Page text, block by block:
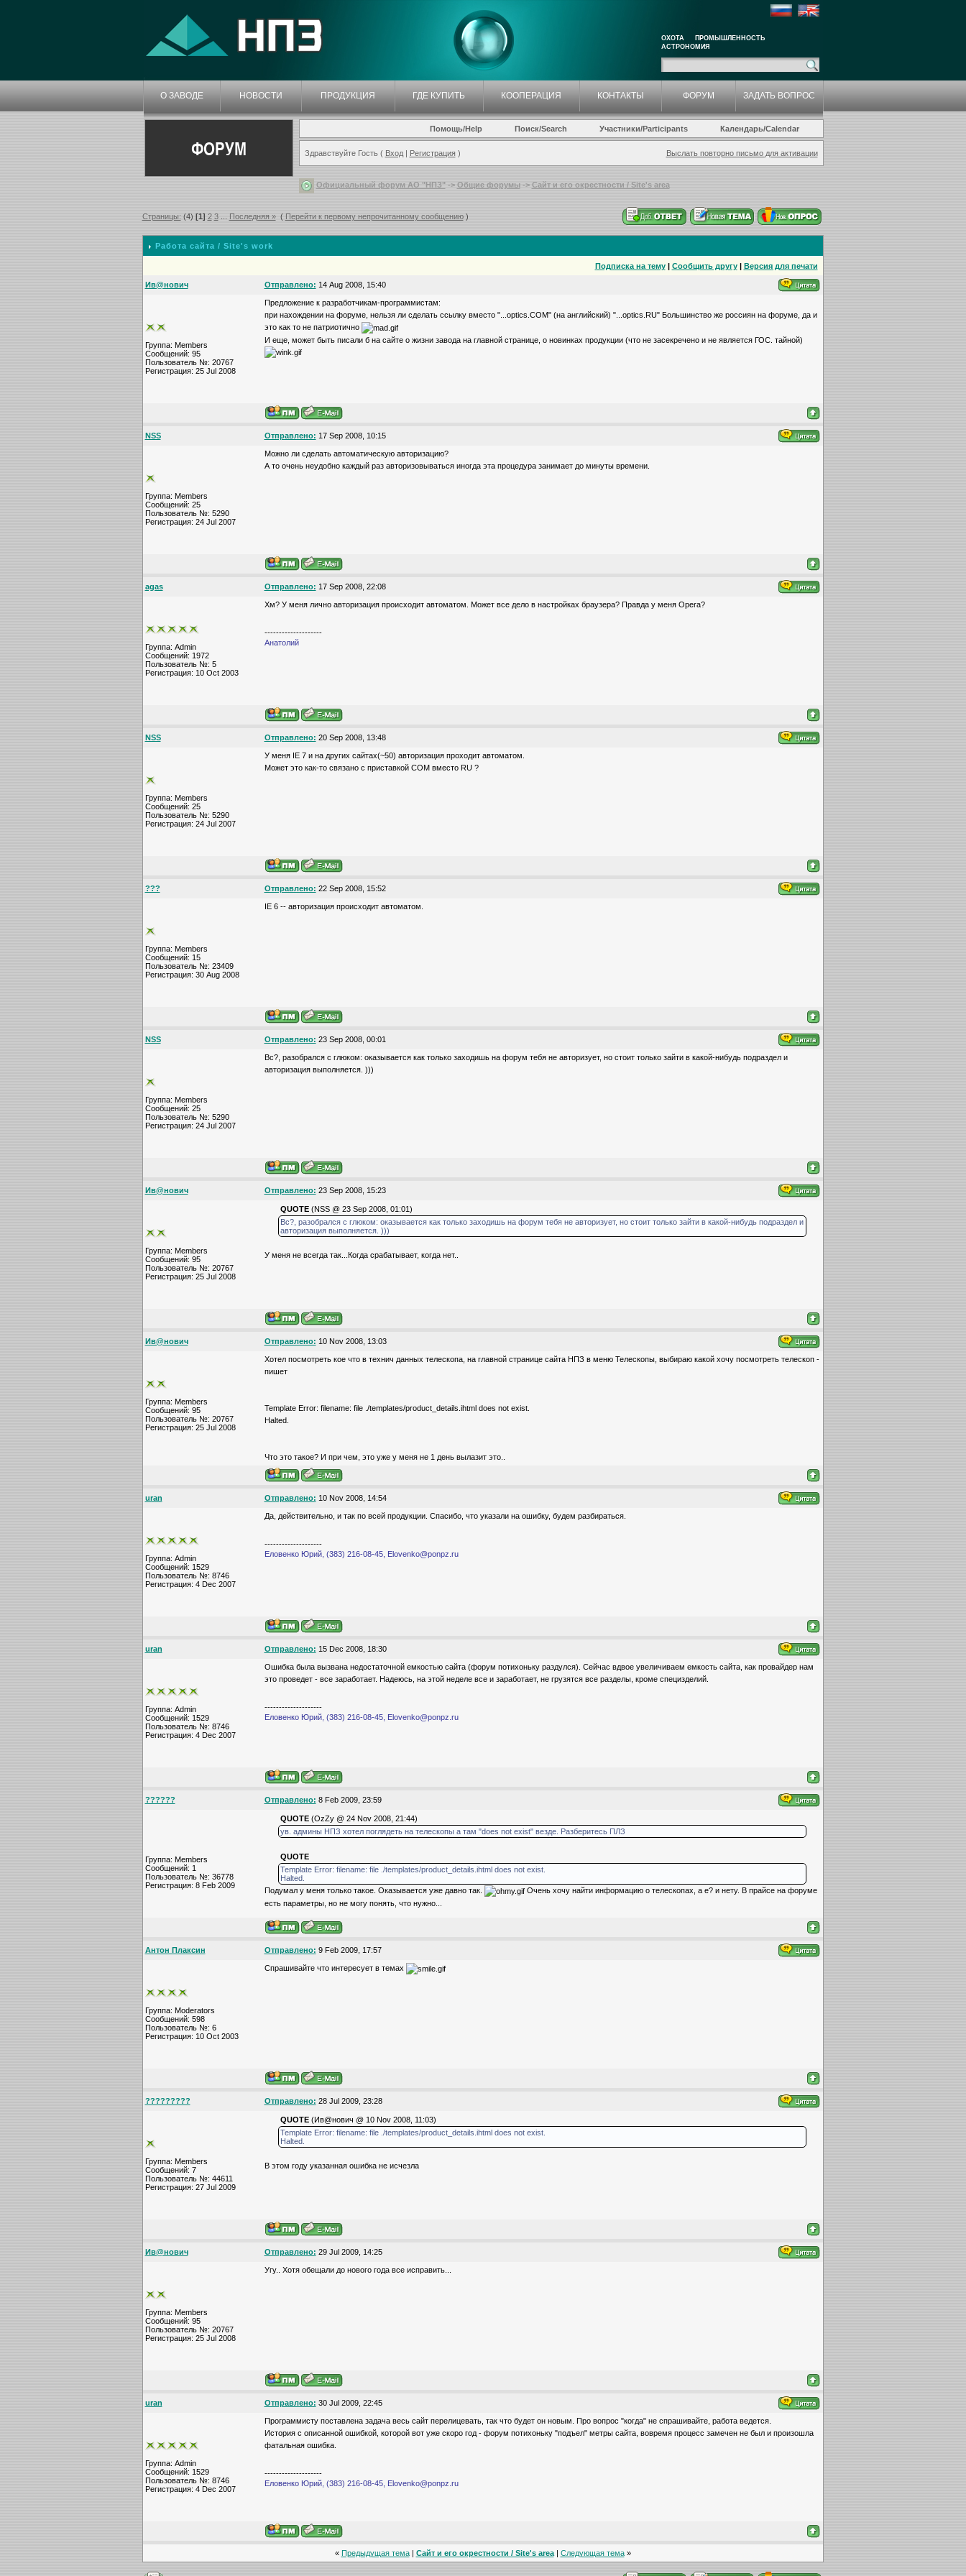
ОХОТА
ПРОМЫШЛЕННОСТЬ
АСТРОНОМИЯ
О ЗАВОДЕ НОВОСТИ ПРОДУКЦИЯ ГДЕ КУПИТЬ КООПЕРАЦИЯ КОНТАКТЫ ФОРУМ ЗАДАТЬ ВОПРОС
ФОРУМ
Помощь/Help Поиск/Search Участники/Participants Календарь/Calendar
Здравствуйте Гость ( Вход| Регистрация) Выслать повторно письмо для активации
Официальный форум АО "НПЗ"-> Общие форумы-> Сайт и его окрестности / Site's area
Страницы: (4) [1] 2 3... Последняя » ( Перейти к первому непрочитанному сообщению)
Работа сайта / Site's work
Подписка на тему| Сообщить другу| Версия для печати
Ив@нович Отправлено: 14 Aug 2008, 15:40
Группа: Members
Сообщений: 95
Пользователь №: 20767
Регистрация: 25 Jul 2008
Предложение к разработчикам-программистам:
при нахождении на форуме, нельзя ли сделать ссылку вместо "...optics.COM" (на английский) "...optics.RU" Большинство же россиян на форуме, да и
это как то не патриотично
И еще, может быть писали б на сайте о жизни завода на главной странице, о новинках продукции (что не засекречено и не является ГОС. тайной)
NSS Отправлено: 17 Sep 2008, 10:15
Группа: Members
Сообщений: 25
Пользователь №: 5290
Регистрация: 24 Jul 2007
Можно ли сделать автоматическую авторизацию?
А то очень неудобно каждый раз авторизовываться иногда эта процедура занимает до минуты времени.
agas Отправлено: 17 Sep 2008, 22:08
Группа: Admin
Сообщений: 1972
Пользователь №: 5
Регистрация: 10 Oct 2003
Хм? У меня лично авторизация происходит автоматом. Может все дело в настройках браузера? Правда у меня Opera?
--------------------
Анатолий
NSS Отправлено: 20 Sep 2008, 13:48
Группа: Members
Сообщений: 25
Пользователь №: 5290
Регистрация: 24 Jul 2007
У меня IE 7 и на других сайтах(~50) авторизация проходит автоматом.
Может это как-то связано с приставкой COM вместо RU ?
??? Отправлено: 22 Sep 2008, 15:52
Группа: Members
Сообщений: 15
Пользователь №: 23409
Регистрация: 30 Aug 2008
IE 6 -- авторизация происходит автоматом.
NSS Отправлено: 23 Sep 2008, 00:01
Группа: Members
Сообщений: 25
Пользователь №: 5290
Регистрация: 24 Jul 2007
Вс?, разобрался с глюком: оказывается как только заходишь на форум тебя не авторизует, но стоит только зайти в какой-нибудь подраздел и
авторизация выполняется. )))
Ив@нович Отправлено: 23 Sep 2008, 15:23
Группа: Members
Сообщений: 95
Пользователь №: 20767
Регистрация: 25 Jul 2008
QUOTE (NSS @ 23 Sep 2008, 01:01)
Вс?, разобрался с глюком: оказывается как только заходишь на форум тебя не авторизует, но стоит только зайти в какой-нибудь подраздел и
авторизация выполняется. )))
У меня не всегда так...Когда срабатывает, когда нет..
Ив@нович Отправлено: 10 Nov 2008, 13:03
Группа: Members
Сообщений: 95
Пользователь №: 20767
Регистрация: 25 Jul 2008
Хотел посмотреть кое что в технич данных телескопа, на главной странице сайта НПЗ в меню Телескопы, выбираю какой хочу посмотреть телескоп -
пишет
Template Error: filename: file ./templates/product_details.ihtml does not exist.
Halted.
Что это такое? И при чем, это уже у меня не 1 день вылазит это..
uran Отправлено: 10 Nov 2008, 14:54
Группа: Admin
Сообщений: 1529
Пользователь №: 8746
Регистрация: 4 Dec 2007
Да, действительно, и так по всей продукции. Спасибо, что указали на ошибку, будем разбираться.
--------------------
Еловенко Юрий, (383) 216-08-45, Elovenko@ponpz.ru
uran Отправлено: 15 Dec 2008, 18:30
Группа: Admin
Сообщений: 1529
Пользователь №: 8746
Регистрация: 4 Dec 2007
Ошибка была вызвана недостаточной емкостью сайта (форум потихоньку раздулся). Сейчас вдвое увеличиваем емкость сайта, как провайдер нам
это проведет - все заработает. Надеюсь, на этой неделе все и заработает, не грузятся все разделы, кроме специзделий.
--------------------
Еловенко Юрий, (383) 216-08-45, Elovenko@ponpz.ru
?????? Отправлено: 8 Feb 2009, 23:59
Группа: Members
Сообщений: 1
Пользователь №: 36778
Регистрация: 8 Feb 2009
QUOTE (OzZy @ 24 Nov 2008, 21:44)
ув. админы НПЗ хотел поглядеть на телескопы а там "does not exist" везде. Разберитесь ПЛЗ
QUOTE
Template Error: filename: file ./templates/product_details.ihtml does not exist.
Halted.
Подумал у меня только такое. Оказывается уже давно так.
Очень хочу найти информацию о телескопах, а е? и нету. В прайсе на форуме
есть параметры, но не могу понять, что нужно...
Антон Плаксин Отправлено: 9 Feb 2009, 17:57
Группа: Moderators
Сообщений: 598
Пользователь №: 6
Регистрация: 10 Oct 2003
Спрашивайте что интересует в темах
????????? Отправлено: 28 Jul 2009, 23:28
Группа: Members
Сообщений: 7
Пользователь №: 44611
Регистрация: 27 Jul 2009
QUOTE (Ив@нович @ 10 Nov 2008, 11:03)
Template Error: filename: file ./templates/product_details.ihtml does not exist.
Halted.
В этом году указанная ошибка не исчезла
Ив@нович Отправлено: 29 Jul 2009, 14:25
Группа: Members
Сообщений: 95
Пользователь №: 20767
Регистрация: 25 Jul 2008
Угу.. Хотя обещали до нового года все исправить...
uran Отправлено: 30 Jul 2009, 22:45
Группа: Admin
Сообщений: 1529
Пользователь №: 8746
Регистрация: 4 Dec 2007
Программисту поставлена задача весь сайт перелицевать, так что будет он новым. Про вопрос "когда" не спрашивайте, работа ведется.
История с описанной ошибкой, которой вот уже скоро год - форум потихоньку "подъел" метры сайта, вовремя процесс замечен не был и произошла
фатальная ошибка.
--------------------
Еловенко Юрий, (383) 216-08-45, Elovenko@ponpz.ru
« Предыдущая тема| Сайт и его окрестности / Site's area| Следующая тема»